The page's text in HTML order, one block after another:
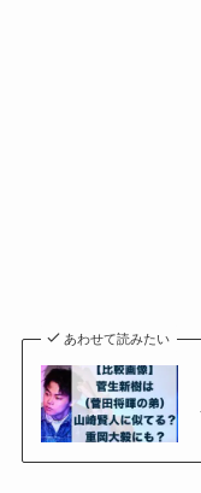
あわせて読みたい